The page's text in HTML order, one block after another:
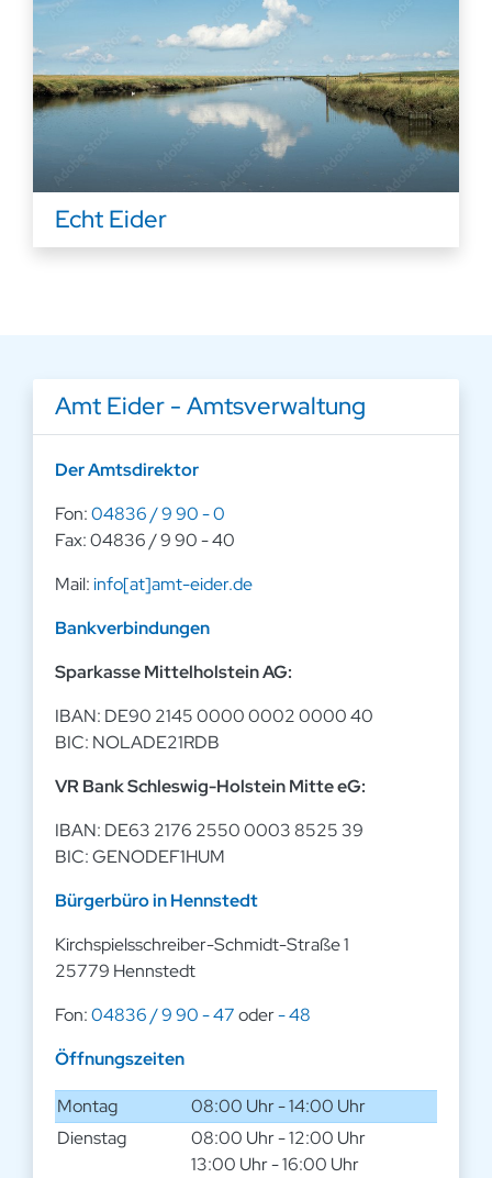
Echt Eider
Amt Eider - Amtsverwaltung
Der Amtsdirektor
Fon:04836 / 9 90 - 0
Fax: 04836 / 9 90 - 40
Mail:info[at]amt-eider.de
Bankverbindungen
Sparkasse Mittelholstein AG:
IBAN: DE90 2145 0000 0002 0000 40
BIC: NOLADE21RDB
VR Bank Schleswig-Holstein Mitte eG:
IBAN: DE63 2176 2550 0003 8525 39
BIC: GENODEF1HUM
Bürgerbüro in Hennstedt
Kirchspielsschreiber-Schmidt-Straße 1
25779 Hennstedt
Fon:04836 / 9 90 - 47oder- 48
Öffnungszeiten
Montag
08:00 Uhr - 14:00 Uhr
Dienstag
08:00 Uhr - 12:00 Uhr
13:00 Uhr - 16:00 Uhr